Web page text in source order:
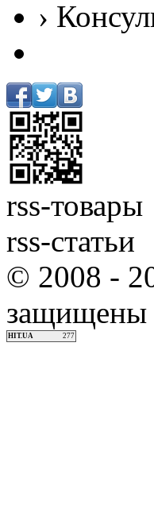
›
rss-товары
rss-статьи
© 2008 -
защищены
HIT.UA 277